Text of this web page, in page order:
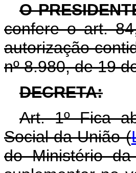
O
confere o art.
autorização
nº 8.980, de 19
DECRETA:
Art. 1º Fica
Social da União (
do Ministério